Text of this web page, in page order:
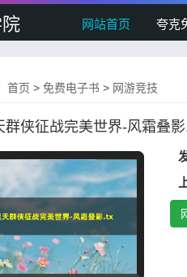
网站首页 夸克
首页 > 免费电子书 > 网游竞技
群侠征战完美世界-风霜叠